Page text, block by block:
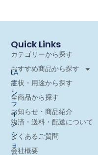
LA
オ
ン
ラ
イ
ン
シ
ョ
Quick Links
カテゴリーから探す
おすすめ商品から探す
症状・用途から探す
全商品から探す
お知らせ・商品紹介
決済・送料・配送について
よくあるご質問
会社概要